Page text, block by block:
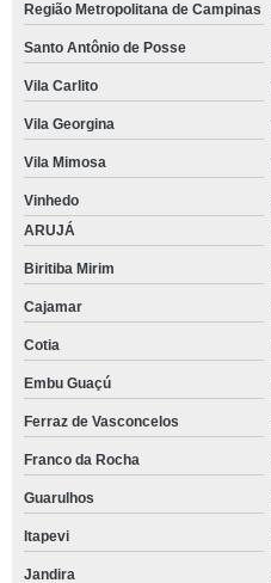
Região Metropolitana de Campinas
Santo Antônio de Posse
Vila Carlito
Vila Georgina
Vila Mimosa
Vinhedo
ARUJÁ
Biritiba Mirim
Cajamar
Cotia
Embu Guaçú
Ferraz de Vasconcelos
Franco da Rocha
Guarulhos
Itapevi
Jandira